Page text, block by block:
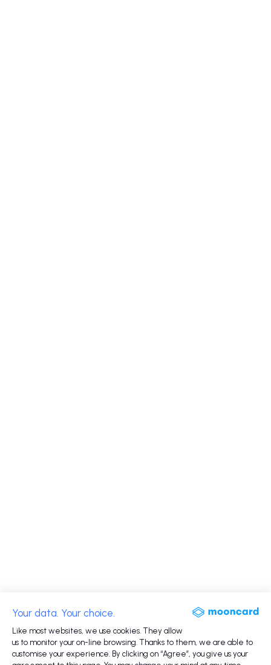
Your data. Your choice.
Like most websites, we use cookies. They allow
us to monitor your on-line browsing. Thanks to them, we are able to
customise your experience. By clicking on “Agree”, you give us your